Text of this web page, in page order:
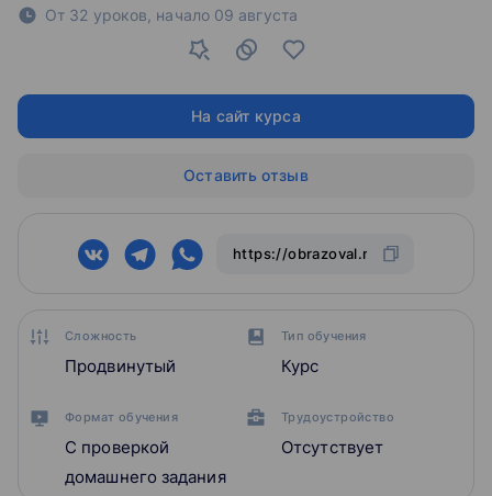
Сложность
Продвинутый
Тип обучения
Курс
Формат обучения
С проверкой
домашнего задания
Трудоустройство
Отсутствует
От 32 уроков, начало 09 августа
На сайт курса
Оставить отзыв